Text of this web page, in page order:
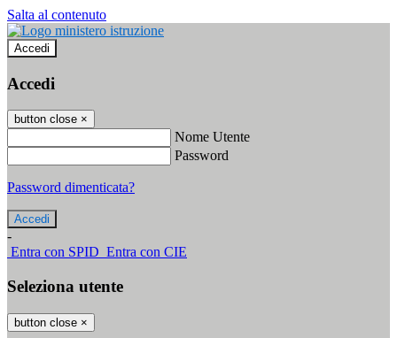
Salta al contenuto
Accedi
Accedi
button close ×
Nome Utente
Password
Password dimenticata?
-
Entra con SPID Entra con CIE
Seleziona utente
button close ×